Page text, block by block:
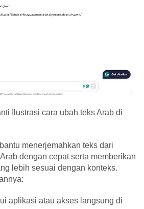
Ilustrasi cara ubah teks Arab di
menerjemahkan teks dari
dengan cepat serta memberikan
lebih sesuai dengan konteks.
aplikasi atau akses langsung di